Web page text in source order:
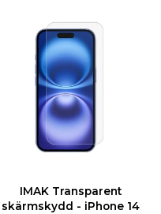
IMAK Transparent
skärmskydd - iPhone 14